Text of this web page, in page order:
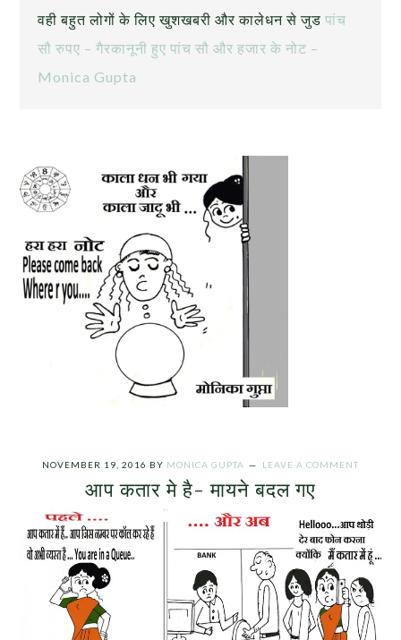
वही बहुत लोगों के लिए खुशखबरी और कालेधन से जुडपांच
सौ रुपए – गैरकानूनी हुए पांच सौ और हजार के नोट –
Monica Gupta
NOVEMBER 19, 2016 BY MONICA GUPTA LEAVE A COMMENT
आप कतार मे है- मायने बदल गए